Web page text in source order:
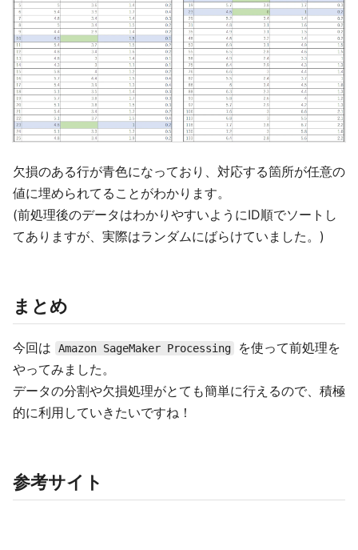
欠損のある行が青色になっており、対応する箇所が任意の
値に埋められてることがわかります。
(前処理後のデータはわかりやすいようにID順でソートし
てありますが、実際はランダムにばらけていました。)
まとめ
今回は Amazon SageMaker Processing
を使って前処理を
やってみました。
データの分割や欠損処理がとても簡単に行えるので、積極
的に利用していきたいですね！
参考サイト